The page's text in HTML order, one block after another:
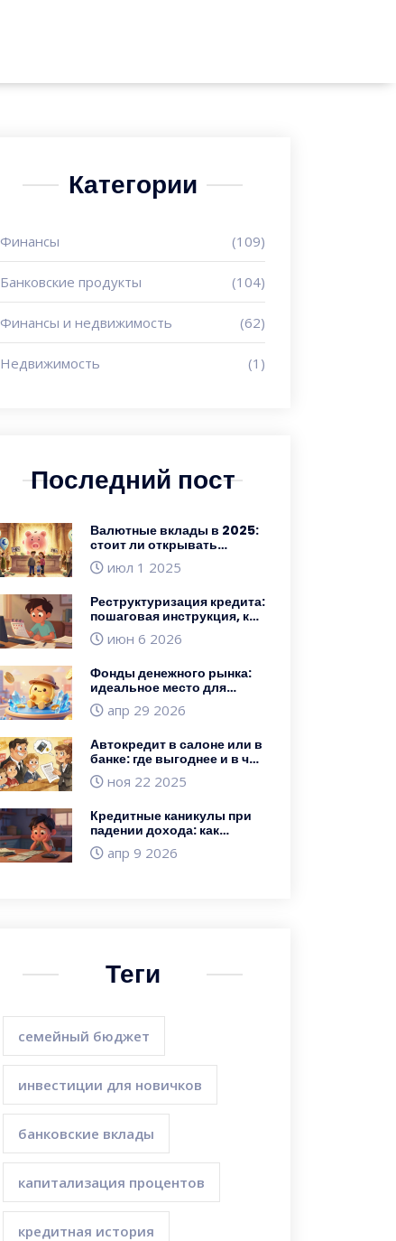
Категории
Финансы (109)
Банковские продукты (104)
Финансы и недвижимость (62)
Недвижимость (1)
Последний пост
Валютные вклады в 2025:
стоит ли открывать
депозит в долларах и евро
июл 1 2025
Реструктуризация кредита:
пошаговая инструкция, как
договориться с банком о
новых условиях
июн 6 2026
Фонды денежного рынка:
идеальное место для
резерва инвестора
апр 29 2026
Автокредит в салоне или в
банке: где выгоднее и в чем
разница
ноя 22 2025
Кредитные каникулы при
падении дохода: как
оформить и какие
документы собрать
апр 9 2026
Теги
семейный бюджет
инвестиции для новичков
банковские вклады
капитализация процентов
кредитная история